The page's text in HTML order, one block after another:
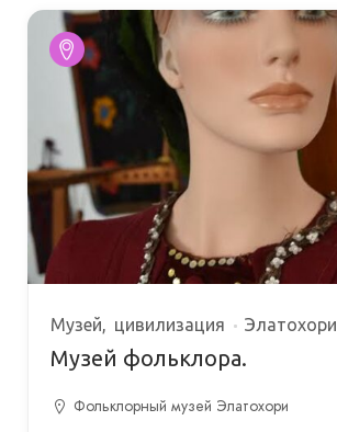
Музей цивилизация Элатохори
Музей фольклора.
Фольклорный музей Элатохори